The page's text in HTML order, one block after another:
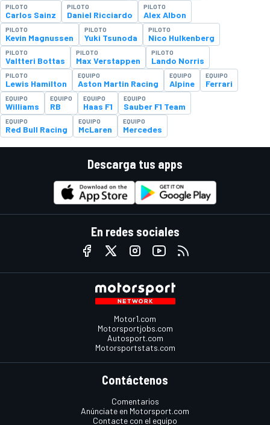
PILOTO
Carlos Sainz
PILOTO
Daniel Ricciardo
PILOTO
Alex Albon
PILOTO
Kevin Magnussen
PILOTO
Yuki Tsunoda
PILOTO
Nico Hulkenberg
PILOTO
Valtteri Bottas
PILOTO
Max Verstappen
PILOTO
Lando Norris
PILOTO
Lewis Hamilton
EQUIPO
Aston Martin Racing
EQUIPO
Alpine
EQUIPO
Ferrari
EQUIPO
Williams
EQUIPO
RB
EQUIPO
Haas F1
EQUIPO
Sauber F1 Team
EQUIPO
Red Bull Racing
EQUIPO
McLaren
EQUIPO
Mercedes
Descarga tus apps
En redes sociales
Motor1.com
Motorsportjobs.com
Autosport.com
Motorsportstats.com
Contáctenos
Comentarios
Anúnciate en Motorsport.com
Contacte con el equipo